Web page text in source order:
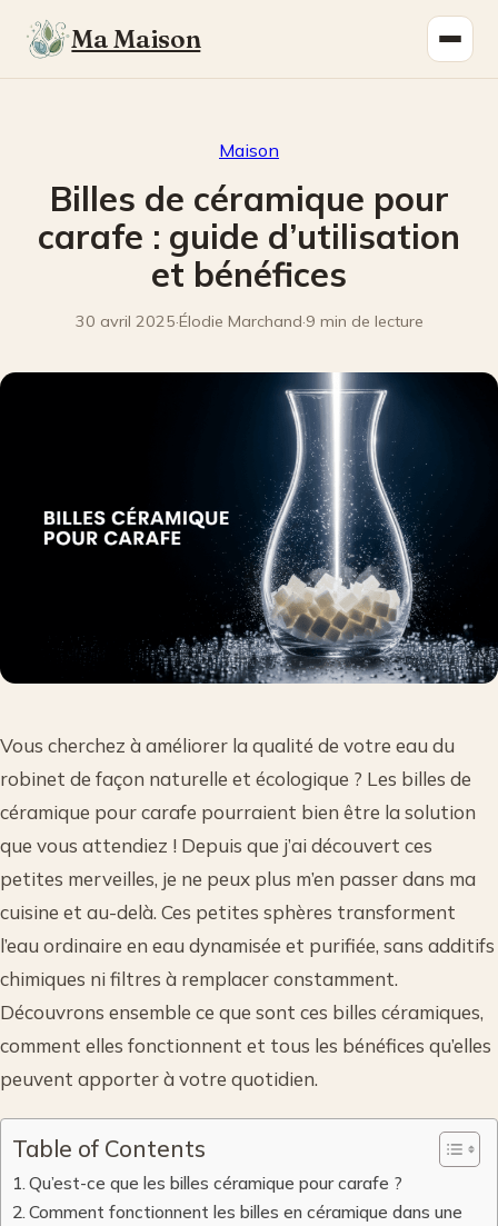
Ma Maison
Maison
Billes de céramique pour
carafe : guide d’utilisation
et bénéfices
30 avril 2025·Élodie Marchand·9 min de lecture
Vous cherchez à améliorer la qualité de votre eau du
robinet de façon naturelle et écologique ? Les billes de
céramique pour carafe pourraient bien être la solution
que vous attendiez ! Depuis que j’ai découvert ces
petites merveilles, je ne peux plus m’en passer dans ma
cuisine et au-delà. Ces petites sphères transforment
l’eau ordinaire en eau dynamisée et purifiée, sans additifs
chimiques ni filtres à remplacer constamment.
Découvrons ensemble ce que sont ces billes céramiques,
comment elles fonctionnent et tous les bénéfices qu’elles
peuvent apporter à votre quotidien.
Table of Contents
Qu’est-ce que les billes céramique pour carafe ?
Comment fonctionnent les billes en céramique dans une